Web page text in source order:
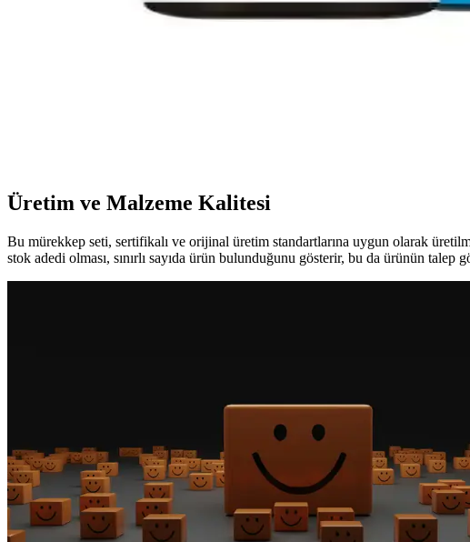
Canon MG2551S, ev ve küçük ofisler için ekonomik, çok fonksiyonlu
Üretim ve Malzeme Kalitesi
Bu mürekkep seti, sertifikalı ve orijinal üretim standartlarına uygun olarak
stok adedi olması, sınırlı sayıda ürün bulunduğunu gösterir, bu da ürünün talep